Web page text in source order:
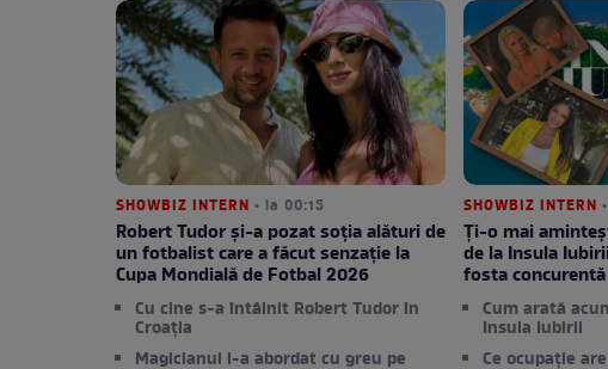
SHOWBIZ INTERN • la 00:15
Robert Tudor și-a pozat soția alături de
un fotbalist care a făcut senzație la
Cupa Mondială de Fotbal 2026
Cu cine s-a întâlnit Robert Tudor în
Croația
Magicianul l-a abordat cu greu pe
SHOWBIZ INTERN
Ți-o mai
de la Insula
fosta
Cum arată
Insula Iubirii
Ce ocupație